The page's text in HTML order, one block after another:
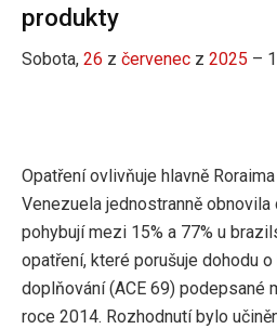
produkty
Sobota, 26 z červenec z 2025 –
Opatření ovlivňuje hlavně Roraima
Venezuela jednostranně
pohybují mezi 15% a 77% u
opatření, které porušuje dohodu
doplňování (ACE 69) podepsané
roce 2014. Rozhodnutí bylo